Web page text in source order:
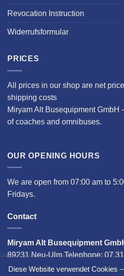
Revocation Instruction
Widerrufsformular
PRICES
All prices in our shop are net
shipping costs
Miryam Alt Busequipment GmbH
of coaches and omnibuses.
OUR OPENING HOURS
We are open from 07:00 am to
Fridays.
Contact
Miryam Alt Busequipment
89231 Neu-Ulm Telephone: 07
info@miryam-alt.com
Diese Website verwendet Cookies